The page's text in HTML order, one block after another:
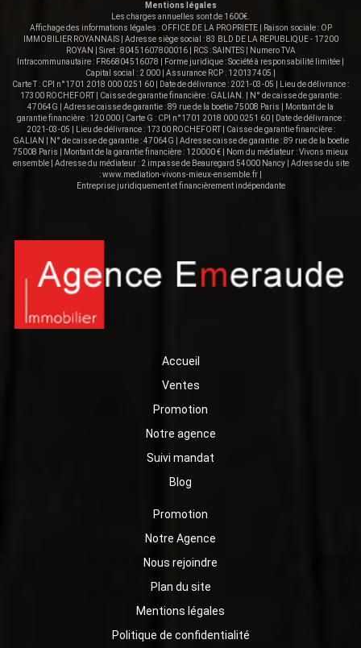
Mentions légales
Les charges annuelles sont de 1600€.
Affichage des informations légales : OFFICE DE LA PROPRIETE | Raison sociale : OP
IMMOBILIER ROYANNAIS | Adresse siège social : 83 BLD DE LA REPUBLIQUE - 17200
ROYAN | Siret : 80451607800016 | RCS : SAINTES | Numero TVA
Intracommunautaire : FR66804516078 | Forme juridique : Société à responsabilité limitée |
Capital social : 2 000 | Assurance RCP : 120137405 |
Carte T : CPI n°1701 2018 000 0251 60 | Date de délivrance : 2021-03-05 | Lieu de délivrance :
17300 ROCHEFORT | Caisse de garantie financière : GALIAN. | N° de caisse de garantie :
47064G | Adresse caisse de garantie : 89 rue de la boetie 75008 Paris | Montant de la
garantie financière : 120 000 | Carte G : CPI n°1701 2018 000 0251 60 | Date de délivrance :
2021-03-05 | Lieu de délivrance : 17300 ROCHEFORT | Caisse de garantie financière :
GALIAN | N° de caisse de garantie : 47064G | Adresse caisse de garantie : 89 rue de la boetie
75008 Paris | Montant de la garantie financière : 120000 € | Nom du médiateur : Vivons mieux
ensemble | Adresse du médiateur : 2 impasse de Beauregard 54000 Nancy | Adresse du site
:www.mediation-vivons-mieux-ensemble.fr
Entreprise juridiquement et financièrement indépendante
Accueil
Ventes
Promotion
Notre agence
Suivi mandat
Blog
Promotion
Notre Agence
Nous rejoindre
Plan du site
Mentions légales
Politique de confidentialité